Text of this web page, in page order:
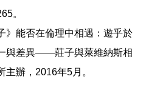
。
》能否在倫理中相遇：遊乎於
與差異——莊子與萊維納斯相
辦，2016年5月。